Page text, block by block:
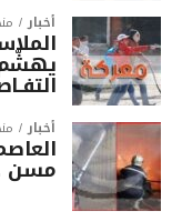
أخبار
أخبار
مسن